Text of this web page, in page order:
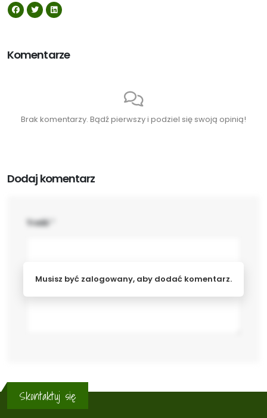
Komentarze
Brak komentarzy. Bądź pierwszy i podziel się swoją opinią!
Dodaj komentarz
Treść
Musisz być zalogowany, aby dodać komentarz.
Skontaktuj się